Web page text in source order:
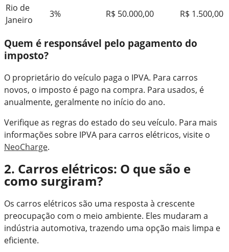
Rio de
Janeiro
3% R$ 50.000,00 R$ 1.500,00
Quem é responsável pelo pagamento do
imposto?
O proprietário do veículo paga o IPVA. Para carros
novos, o imposto é pago na compra. Para usados, é
anualmente, geralmente no início do ano.
Verifique as regras do estado do seu veículo. Para mais
informações sobre IPVA para carros elétricos, visite o
NeoCharge.
2. Carros elétricos: O que são e
como surgiram?
Os carros elétricos são uma resposta à crescente
preocupação com o meio ambiente. Eles mudaram a
indústria automotiva, trazendo uma opção mais limpa e
eficiente.